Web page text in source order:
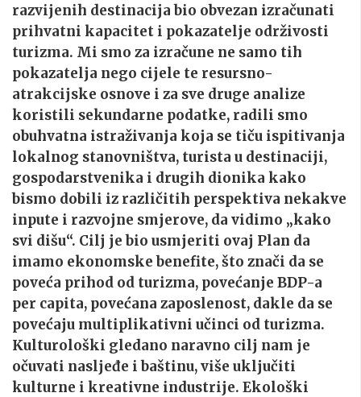
razvijenih destinacija bio obvezan izračunati
prihvatni kapacitet i pokazatelje održivosti
turizma. Mi smo za izračune ne samo tih
pokazatelja nego cijele te resursno-
atrakcijske osnove i za sve druge analize
koristili sekundarne podatke, radili smo
obuhvatna istraživanja koja se tiču ispitivanja
lokalnog stanovništva, turista u destinaciji,
gospodarstvenika i drugih dionika kako
bismo dobili iz različitih perspektiva nekakve
inpute i razvojne smjerove, da vidimo „kako
svi dišu“. Cilj je bio usmjeriti ovaj Plan da
imamo ekonomske benefite, što znači da se
poveća prihod od turizma, povećanje BDP-a
per capita, povećana zaposlenost, dakle da se
povećaju multiplikativni učinci od turizma.
Kulturološki gledano naravno cilj nam je
očuvati nasljeđe i baštinu, više uključiti
kulturne i kreativne industrije. Ekološki